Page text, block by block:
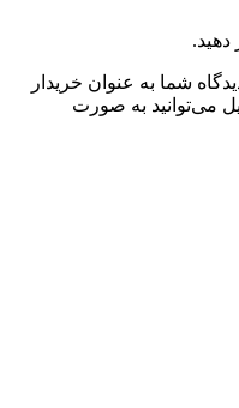
دهید.
شما به عنوان خریدار
می‌توانید به صورت